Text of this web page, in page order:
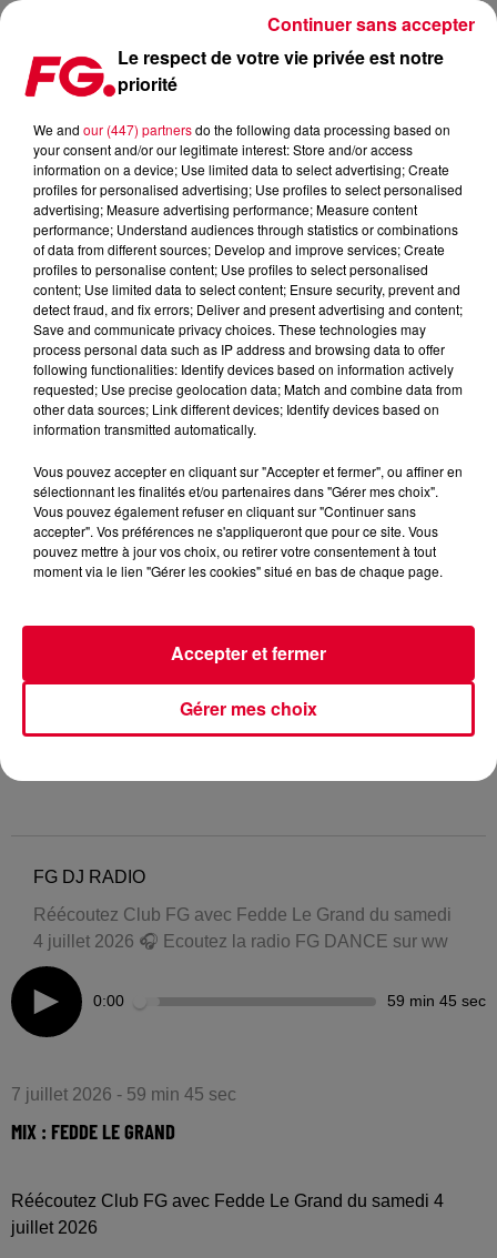
MIX : FEDDE LE GRAND
FG DJ RADIO
Réécoutez Club FG avec Fedde Le Grand du samedi
4 juillet 2026 🎧 Ecoutez la radio FG DANCE sur ww
0:00 59 min 45 sec
7 juillet 2026 - 59 min 45 sec
MIX : FEDDE LE GRAND
Réécoutez Club FG avec Fedde Le Grand du samedi 4
juillet 2026
Le respect de votre vie privée est notre
priorité
We and our (447) partnersdo the following data processing based on
your consent and/or our legitimate interest: Store and/or access
information on a device; Use limited data to select advertising; Create
profiles for personalised advertising; Use profiles to select personalised
advertising; Measure advertising performance; Measure content
performance; Understand audiences through statistics or combinations
of data from different sources; Develop and improve services; Create
profiles to personalise content; Use profiles to select personalised
content; Use limited data to select content; Ensure security, prevent and
detect fraud, and fix errors; Deliver and present advertising and content;
Save and communicate privacy choices. These technologies may
process personal data such as IP address and browsing data to offer
following functionalities: Identify devices based on information actively
requested; Use precise geolocation data; Match and combine data from
other data sources; Link different devices; Identify devices based on
information transmitted automatically.
Vous pouvez accepter en cliquant sur "Accepter et fermer", ou affiner en
sélectionnant les finalités et/ou partenaires dans "Gérer mes choix".
Vous pouvez également refuser en cliquant sur "Continuer sans
accepter". Vos préférences ne s'appliqueront que pour ce site. Vous
pouvez mettre à jour vos choix, ou retirer votre consentement à tout
moment via le lien "Gérer les cookies" situé en bas de chaque page.
Gérer mes choix
Accepter et fermer
Continuer sans accepter